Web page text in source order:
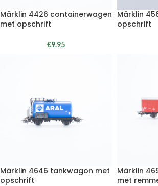
Märklin 4426 containerwagen
met opschrift
€9.95
Märklin
opschrift
Märklin 4646 tankwagon met
opschrift
Märklin
met